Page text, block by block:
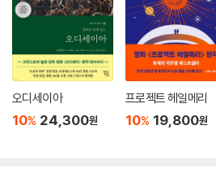
오디세이아
10% 24,300원
프로젝트 헤일메리
10% 19,800원